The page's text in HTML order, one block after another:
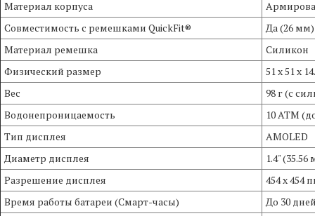
Материал корпуса
Совместимость с ремешками QuickFit®
Да (26 мм)
Материал ремешка
Силикон
Физический размер
51 x 51 x
Вес
98 г (с
Водонепроницаемость
10 ATM
Тип дисплея
AMOLED
Диаметр дисплея
1.4"
Разрешение дисплея
454 x 454
Время работы батареи (Смарт-часы)
До 30